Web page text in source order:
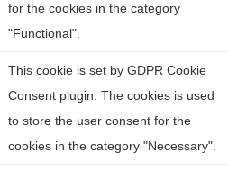
for the cookies in the category
"Functional".
This cookie is set by GDPR Cookie
Consent plugin. The cookies is used
to store the user consent for the
cookies in the category "Necessary".